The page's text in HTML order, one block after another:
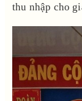
thu nhập cho